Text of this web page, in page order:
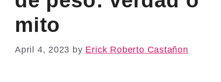
mito
April 4, 2023 by Erick Roberto Castañon